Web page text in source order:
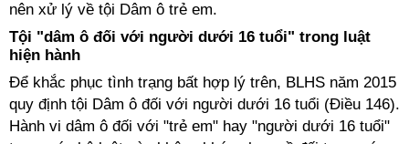
nên xử lý về tội Dâm ô trẻ em.
Tội "dâm ô đối với người dưới 16 tuổi" trong luật
hiện hành
Để khắc phục tình trạng bất hợp lý trên, BLHS năm 2015
quy định tội Dâm ô đối với người dưới 16 tuổi (Điều 146).
Hành vi dâm ô đối với "trẻ em" hay "người dưới 16 tuổi"